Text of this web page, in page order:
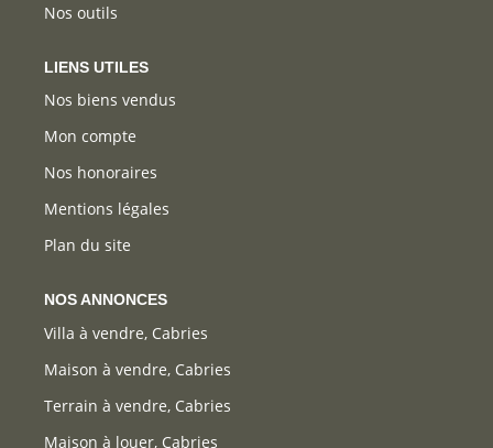
Nos outils
LIENS UTILES
Nos biens vendus
Mon compte
Nos honoraires
Mentions légales
Plan du site
NOS ANNONCES
Villa à vendre, Cabries
Maison à vendre, Cabries
Terrain à vendre, Cabries
Maison à louer, Cabries